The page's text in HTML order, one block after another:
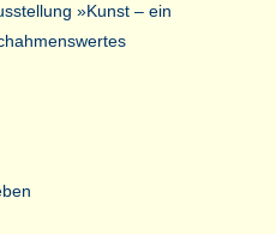
»Kunst – ein